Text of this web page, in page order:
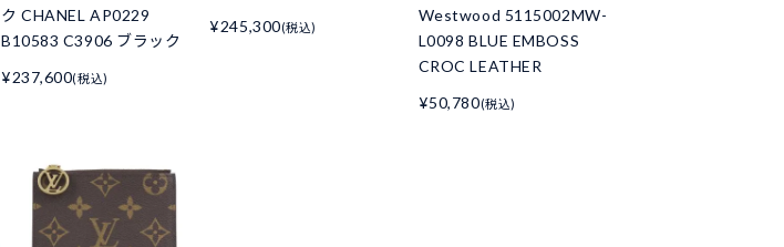
ク CHANEL AP0229
B10583 C3906 ブラック
¥237,600(税込)
¥245,300(税込)
Westwood 5115002MW-
L0098 BLUE EMBOSS
CROC LEATHER
¥50,780(税込)